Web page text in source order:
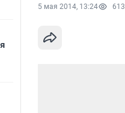
5 мая 2014, 13:24 613